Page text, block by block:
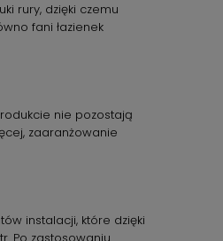
rury, dzięki czemu
fani łazienek
nie pozostają
zaaranżowanie
instalacji, które dzięki